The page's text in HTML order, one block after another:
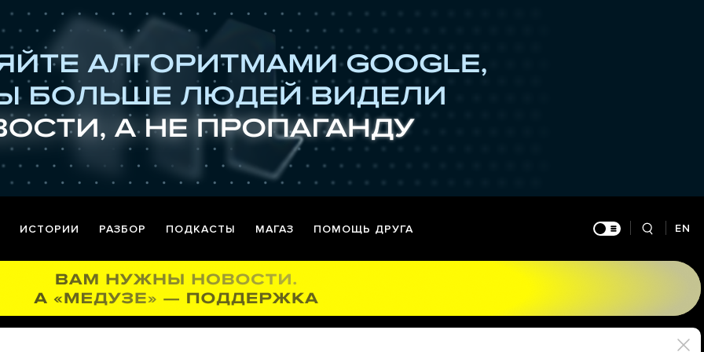
ИСТОРИИ РАЗБОР ПОДКАСТЫ МАГАЗ ПОМОЩЬ ДРУГА EN